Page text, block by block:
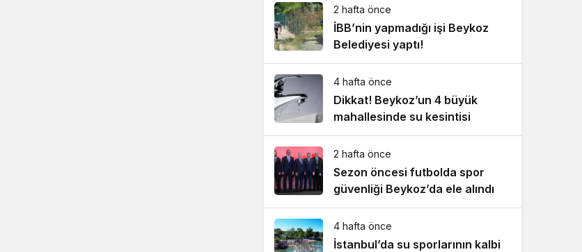
2 hafta önce
İBB’nin yapmadığı işi Beykoz
Belediyesi yaptı!
4 hafta önce
Dikkat! Beykoz’un 4 büyük
mahallesinde su kesintisi
2 hafta önce
Sezon öncesi futbolda spor
güvenliği Beykoz’da ele alındı
4 hafta önce
İstanbul’da su sporlarının kalbi